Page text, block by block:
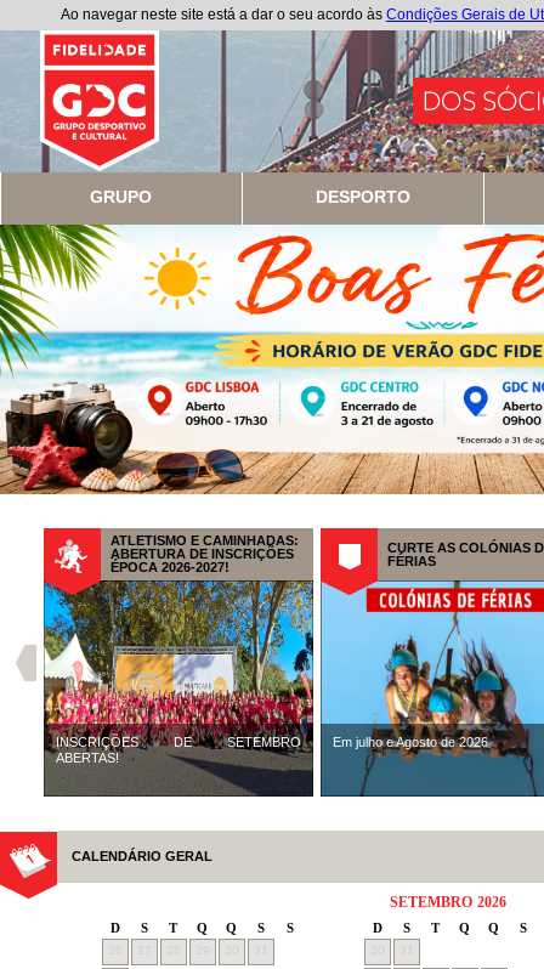
Ao navegar neste site está a dar o seu acordo às Condições Gerais de
GRUPO DESPORTO
ATLETISMO E CAMINHADAS:
ABERTURA DE INSCRIÇÕES
ÉPOCA 2026-2027!
INSCRIÇÕES DE SETEMBRO
ABERTAS!
CURTE AS COLÓNIAS
FÉRIAS
Em julho e Agosto de 2026
CALENDÁRIO GERAL
D S T Q Q S
S
2026
SETEMBRO
D S T Q Q
S